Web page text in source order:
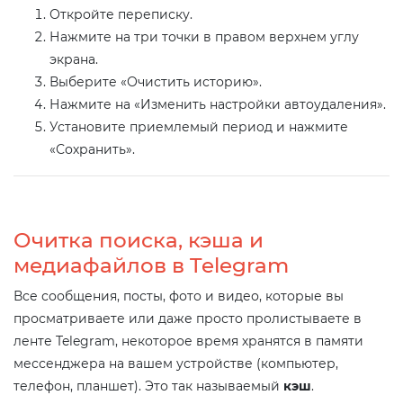
Откройте переписку.
Нажмите на три точки в правом верхнем углу
экрана.
Выберите «Очистить историю».
Нажмите на «Изменить настройки автоудаления».
Установите приемлемый период и нажмите
«Сохранить».
Очитка поиска, кэша и
медиафайлов в Telegram
Все сообщения, посты, фото и видео, которые вы
просматриваете или даже просто пролистываете в
ленте Telegram, некоторое время хранятся в памяти
мессенджера на вашем устройстве (компьютер,
телефон, планшет). Это так называемый кэш.